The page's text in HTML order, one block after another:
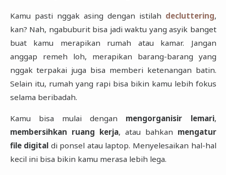
Kamu pasti nggak asing dengan istilah decluttering,
kan? Nah, ngabuburit bisa jadi waktu yang asyik banget
buat kamu merapikan rumah atau kamar. Jangan
anggap remeh loh, merapikan barang-barang yang
nggak terpakai juga bisa memberi ketenangan batin.
Selain itu, rumah yang rapi bisa bikin kamu lebih fokus
selama beribadah.
Kamu bisa mulai dengan mengorganisir lemari,
membersihkan ruang kerja, atau bahkan mengatur
file digital di ponsel atau laptop. Menyelesaikan hal-hal
kecil ini bisa bikin kamu merasa lebih lega.